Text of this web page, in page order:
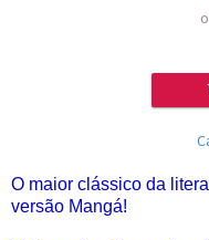
O maior clássico da
versão Mangá!